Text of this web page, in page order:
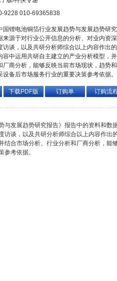
9228 010-69365838
锂电池铜箔行业发展趋势与发展趋势研究
来源于对行业公开信息的分析、对业内资
访谈，以及共研分析师综合以上内容作出
容中运用共研自主建立的产业分析模型，
厂商分析，能够反映当前市场现状，趋势和
备后市场服务行业的重要决策参考依据。
下载PDF版 订购单 订购流
发展趋势研究报告》报告中的资料和数
访谈，以及共研分析师综合以上内容作出
结合市场分析、行业分析和厂商分析，能
考依据。